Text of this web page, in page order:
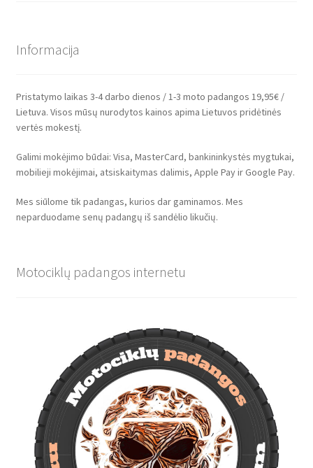
Informacija
Pristatymo laikas 3-4 darbo dienos / 1-3 moto padangos 19,95€ /
Lietuva. Visos mūsų nurodytos kainos apima Lietuvos pridėtinės
vertės mokestį.
Galimi mokėjimo būdai: Visa, MasterCard, bankininkystės mygtukai,
mobilieji mokėjimai, atsiskaitymas dalimis, Apple Pay ir Google Pay.
Mes siūlome tik padangas, kurios dar gaminamos. Mes
neparduodame senų padangų iš sandėlio likučių.
Motociklų padangos internetu